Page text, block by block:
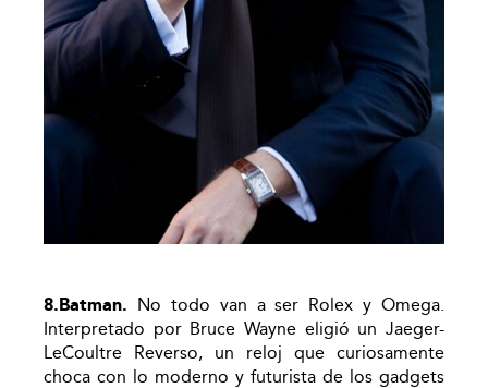
8.Batman. No todo van a ser Rolex y Omega.
Interpretado por Bruce Wayne eligió un Jaeger-
LeCoultre Reverso, un reloj que curiosamente
choca con lo moderno y futurista de los gadgets